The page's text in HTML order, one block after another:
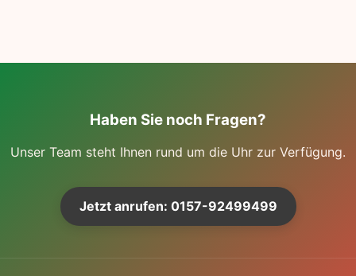
Haben Sie noch Fragen?
Unser Team steht Ihnen rund um die Uhr zur Verfügung.
Jetzt anrufen: 0157-92499499